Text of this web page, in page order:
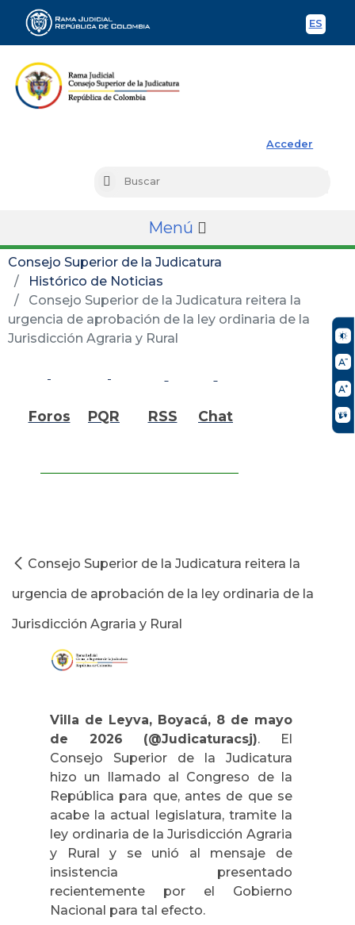
ES
Acceder
Buscar
Menú
Consejo Superior de la Judicatura
Histórico de Noticias
Consejo Superior de la Judicatura reitera la
urgencia de aprobación de la ley ordinaria de la
Jurisdicción Agraria y Rural
Foros PQR RSS Chat
Consejo Superior de la Judicatura reitera la
urgencia de aprobación de la ley ordinaria de la
Jurisdicción Agraria y Rural
Villa de Leyva, Boyacá, 8 de mayo
de 2026 (@Judicaturacsj). El
Consejo Superior de la Judicatura
hizo un llamado al Congreso de la
República para que, antes de que se
acabe la actual legislatura, tramite la
ley ordinaria de la Jurisdicción Agraria
y Rural y se unió al mensaje de
insistencia presentado
recientemente por el Gobierno
Nacional para tal efecto.